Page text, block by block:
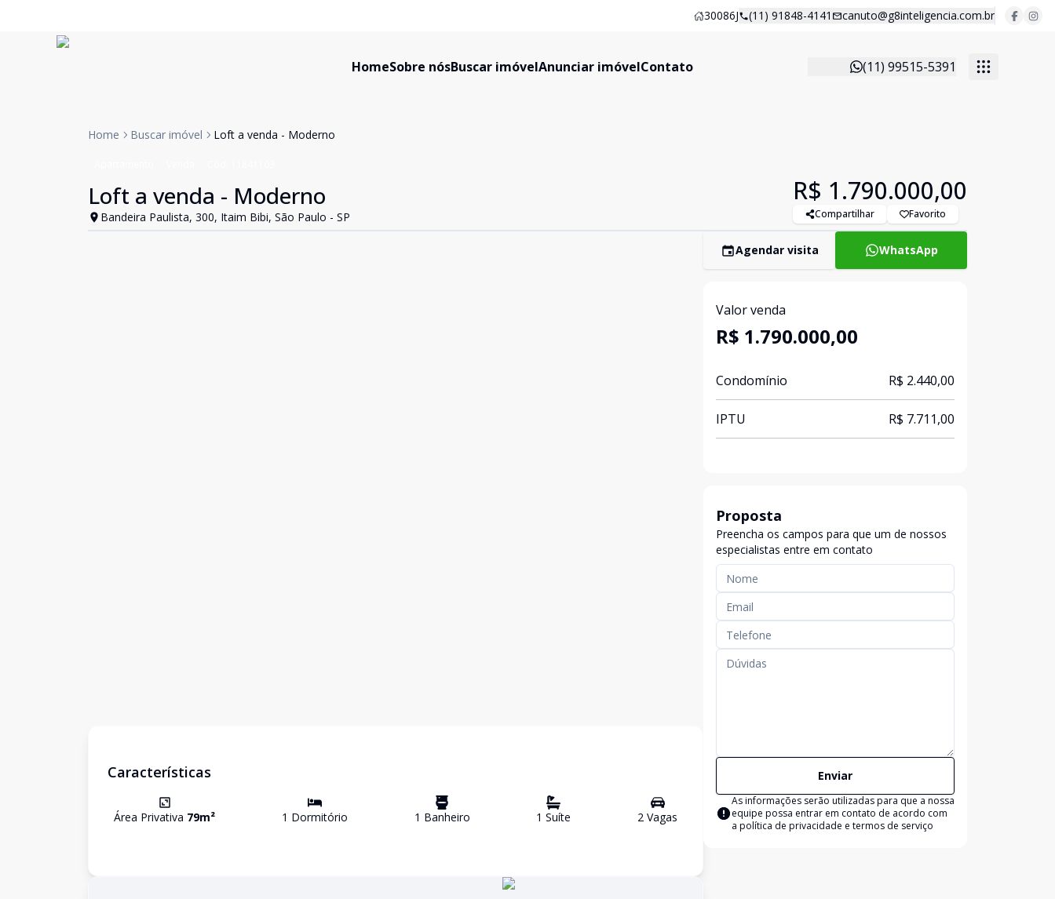
30086J (11) 91848-4141 canuto@g8inteligencia.com.br
HomeSobre nósBuscar imóvelAnunciar imóvelContato (11) 99515-5391
Home Buscar imóvel Loft a venda - Moderno
Loft a venda - Moderno
Bandeira Paulista, 300, Itaim Bibi, São Paulo - SP
R$ 1.790.000,00
Compartilhar Favorito
Características
Área Privativa 79m² 1 Dormitório 1 Banheiro 1 Suíte 2 Vagas
Agendar visita WhatsApp
Valor venda
R$ 1.790.000,00
Condomínio R$ 2.440,00
IPTU R$ 7.711,00
Proposta
Preencha os campos para que um de nossos
especialistas entre em contato
Enviar
As informações serão utilizadas para que a nossa
equipe possa entrar em contato de acordo com
a política de privacidade e termos de serviço